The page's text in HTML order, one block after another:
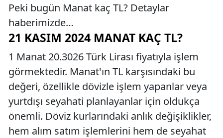
Peki bugün Manat kaç TL? Detaylar
haberimizde…
21 KASIM 2024 MANAT KAÇ TL?
1 Manat 20.3026 Türk Lirası fiyatıyla işlem
görmektedir. Manat'ın TL karşısındaki bu
değeri, özellikle dövizle işlem yapanlar veya
yurtdışı seyahati planlayanlar için oldukça
önemli. Döviz kurlarındaki anlık değişiklikler,
hem alım satım işlemlerini hem de seyahat